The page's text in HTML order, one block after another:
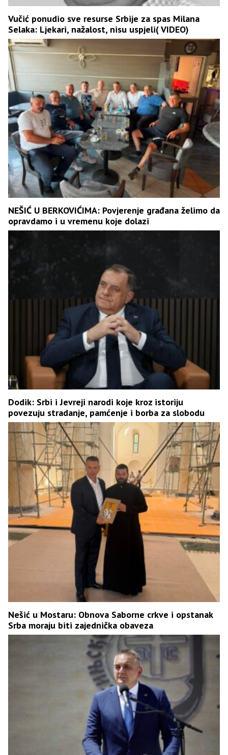
Vučić ponudio sve resurse Srbije za spas Milana
Selaka: Ljekari, nažalost, nisu uspjeli( VIDEO)
NEŠIĆ U BERKOVIĆIMA: Povjerenje građana želimo da
opravdamo i u vremenu koje dolazi
Dodik: Srbi i Јevreji narodi koje kroz istoriju
povezuju stradanje, pamćenje i borba za slobodu
Nešić u Mostaru: Obnova Saborne crkve i opstanak
Srba moraju biti zajednička obaveza